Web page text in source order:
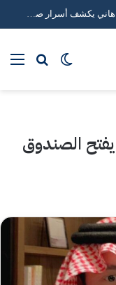
خبير استراتيجيات التواصل الاجتماعي محمد هاني يكشف أسرار صناعة التأثير الرقمي
بحثالوضع
الصندوق